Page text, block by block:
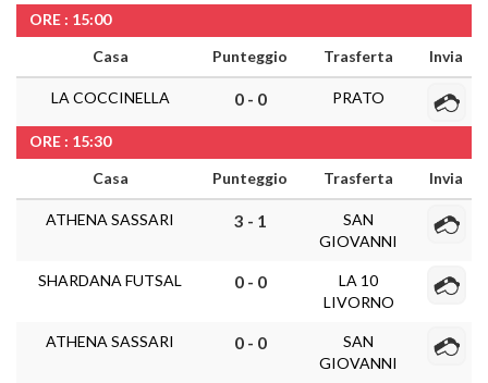
ORE : 15:00
Casa
Punteggio Trasferta Invia
LA COCCINELLA 0 - 0 PRATO
ORE : 15:30
Casa
Punteggio Trasferta Invia
ATHENA SASSARI 3 - 1
SAN
GIOVANNI
SHARDANA FUTSAL 0 - 0
LA 10
LIVORNO
ATHENA SASSARI 0 - 0
SAN
GIOVANNI